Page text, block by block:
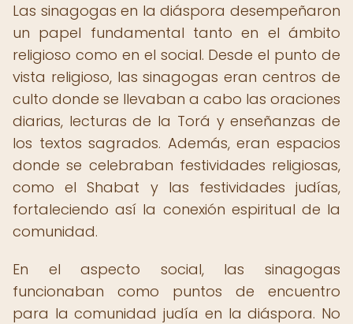
Las sinagogas en la diáspora desempeñaron
un papel fundamental tanto en el ámbito
religioso como en el social. Desde el punto de
vista religioso, las sinagogas eran centros de
culto donde se llevaban a cabo las oraciones
diarias, lecturas de la Torá y enseñanzas de
los textos sagrados. Además, eran espacios
donde se celebraban festividades religiosas,
como el Shabat y las festividades judías,
fortaleciendo así la conexión espiritual de la
comunidad.
En el aspecto social, las sinagogas
funcionaban como puntos de encuentro
para la comunidad judía en la diáspora. No